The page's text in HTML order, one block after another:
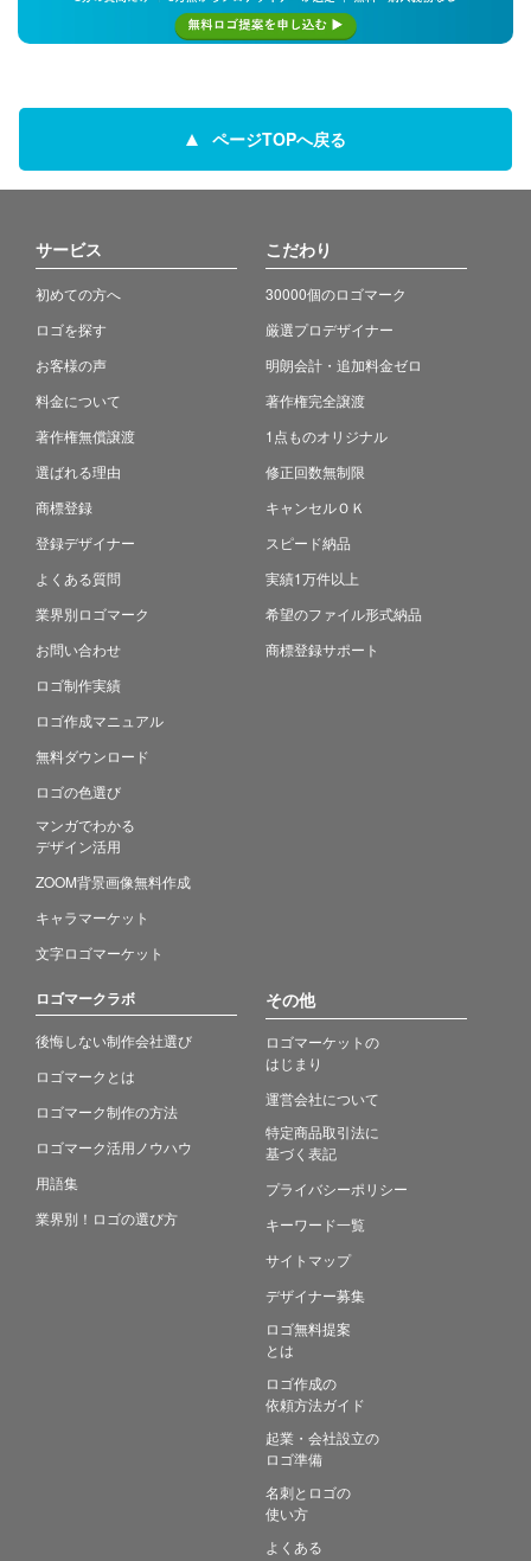
ページTOPへ戻る
サービス
初めての方へ
ロゴを探す
お客様の声
料金について
著作権無償譲渡
選ばれる理由
商標登録
登録デザイナー
よくある質問
業界別ロゴマーク
お問い合わせ
ロゴ制作実績
ロゴ作成マニュアル
無料ダウンロード
ロゴの色選び
マンガでわかる
デザイン活用
ZOOM背景画像無料作成
キャラマーケット
文字ロゴマーケット
こだわり
30000個のロゴマーク
厳選プロデザイナー
明朗会計・追加料金ゼロ
著作権完全譲渡
1点ものオリジナル
修正回数無制限
キャンセルＯＫ
スピード納品
実績1万件以上
希望のファイル形式納品
商標登録サポート
ロゴマークラボ
後悔しない制作会社選び
ロゴマークとは
ロゴマーク制作の方法
ロゴマーク活用ノウハウ
用語集
業界別！ロゴの選び方
その他
ロゴマーケットの
はじまり
運営会社について
特定商品取引法に
基づく表記
プライバシーポリシー
キーワード一覧
サイトマップ
デザイナー募集
ロゴ無料提案
とは
ロゴ作成の
依頼方法ガイド
起業・会社設立の
ロゴ準備
名刺とロゴの
使い方
よくある